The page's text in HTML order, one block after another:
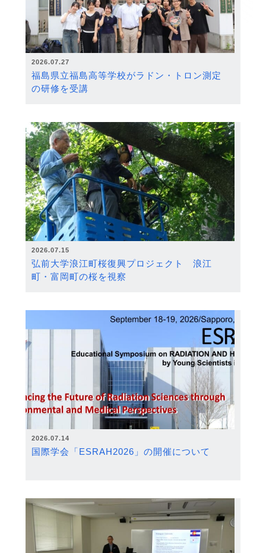
2026.07.27
福島県立福島高等学校がラドン・トロン測定
の研修を受講
2026.07.15
弘前大学浪江町桜復興プロジェクト 浪江
町・富岡町の桜を視察
2026.07.14
国際学会「ESRAH2026」の開催について